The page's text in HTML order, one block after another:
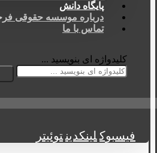
پایگاه دانش
درباره موسسه حقوقی
تماس با ما
کلیدواژه ای بنویسید ...
فیسبوکلینکدینتوئیتر